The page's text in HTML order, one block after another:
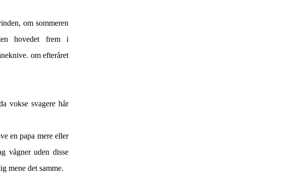
om sommeren
hovedet frem i
om efteråret
vokse svagere hår
en papa mere eller
vågner uden disse
mene det samme.